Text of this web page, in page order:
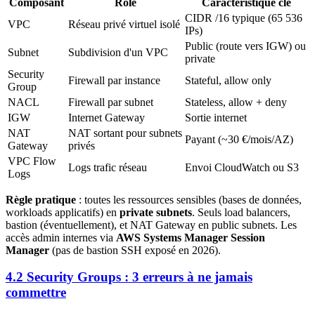
VPC
Réseau privé virtuel isolé
CIDR /16 typique (65 536
IPs)
Subnet
Subdivision d'un VPC
Public (route vers IGW) ou
private
Security
Group
Firewall par instance
Stateful, allow only
NACL
Firewall par subnet
Stateless, allow + deny
IGW
Internet Gateway
Sortie internet
NAT
Gateway
NAT sortant pour subnets
privés
Payant (~30 €/mois/AZ)
VPC Flow
Logs
Logs trafic réseau Envoi CloudWatch ou S3
Règle pratique : toutes les ressources sensibles (bases de données,
workloads applicatifs) en private subnets. Seuls load balancers,
bastion (éventuellement), et NAT Gateway en public subnets. Les
accès admin internes via AWS Systems Manager Session
Manager (pas de bastion SSH exposé en 2026).
4.2 Security Groups : 3 erreurs à ne jamais
commettre